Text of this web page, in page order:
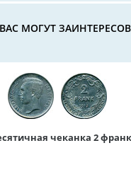
МОГУТ
чеканка 2